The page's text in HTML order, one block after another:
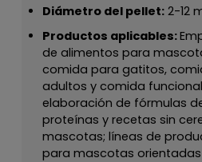
Diámetro del pellet: 2-12
Productos aplicables:
de alimentos para
comida para gatitos,
adultos y comida
elaboración de fórmulas
proteínas y recetas sin
mascotas; líneas de
para mascotas